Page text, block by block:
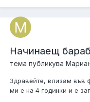
Начинаещ
тема публикува
Здравейте, влизам във
ми е на 4 годинки и е